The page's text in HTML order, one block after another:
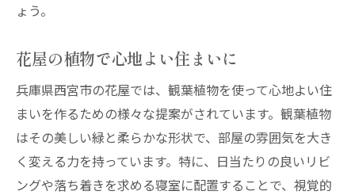
ょう。
花屋の植物で心地よい住まいに
兵庫県西宮市の花屋では、観葉植物を使って心地よい住
まいを作るための様々な提案がされています。観葉植物
はその美しい緑と柔らかな形状で、部屋の雰囲気を大き
く変える力を持っています。特に、日当たりの良いリビ
ングや落ち着きを求める寝室に配置することで、視覚的